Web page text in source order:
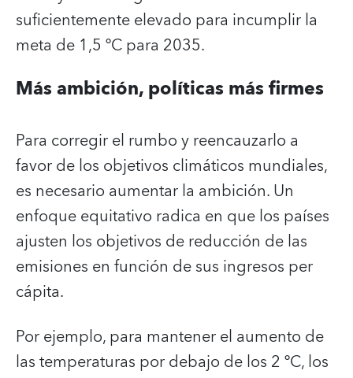
suficientemente elevado para incumplir la
meta de 1,5 ºC para 2035.
Más ambición, políticas más firmes
Para corregir el rumbo y reencauzarlo a
favor de los objetivos climáticos mundiales,
es necesario aumentar la ambición. Un
enfoque equitativo radica en que los países
ajusten los objetivos de reducción de las
emisiones en función de sus ingresos per
cápita.
Por ejemplo, para mantener el aumento de
las temperaturas por debajo de los 2 ºC, los